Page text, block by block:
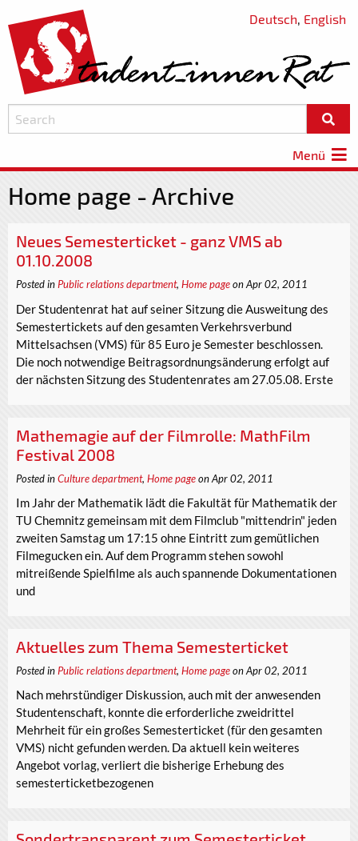
Deutsch, English
Menü
Home page - Archive
Neues Semesterticket - ganz VMS ab
01.10.2008
Posted inPublic relations department, Home pageon Apr 02, 2011
Der Studentenrat hat auf seiner Sitzung die Ausweitung des
Semestertickets auf den gesamten Verkehrsverbund
Mittelsachsen (VMS) für 85 Euro je Semester beschlossen.
Die noch notwendige Beitragsordnungsänderung erfolgt auf
der nächsten Sitzung des Studentenrates am 27.05.08. Erste
Mathemagie auf der Filmrolle: MathFilm
Festival 2008
Posted inCulture department, Home pageon Apr 02, 2011
Im Jahr der Mathematik lädt die Fakultät für Mathematik der
TU Chemnitz gemeinsam mit dem Filmclub "mittendrin" jeden
zweiten Samstag um 17:15 ohne Eintritt zum gemütlichen
Filmegucken ein. Auf dem Programm stehen sowohl
mitreißende Spielfilme als auch spannende Dokumentationen
und
Aktuelles zum Thema Semesterticket
Posted in Public relations department, Home pageon Apr 02, 2011
Nach mehrstündiger Diskussion, auch mit der anwesenden
Studentenschaft, konnte die erforderliche zweidrittel
Mehrheit für ein großes Semesterticket (für den gesamten
VMS) nicht gefunden werden. Da aktuell kein weiteres
Angebot vorlag, verliert die bisherige Erhebung des
semesterticketbezogenen